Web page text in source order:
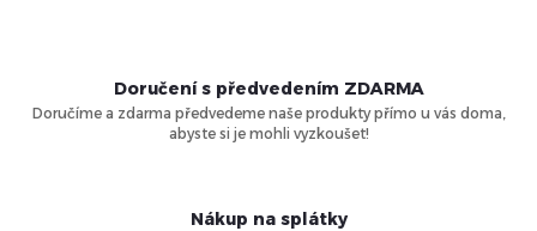
Doručení s předvedením ZDARMA
Doručíme a zdarma předvedeme naše produkty přímo u vás doma,
abyste si je mohli vyzkoušet!
Nákup na splátky